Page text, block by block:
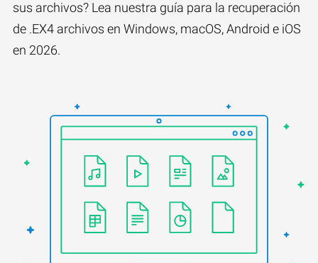
sus archivos? Lea nuestra guía para la recuperación
de .EX4 archivos en Windows, macOS, Android e iOS
en 2026.